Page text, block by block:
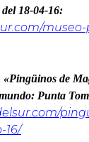
18-04-16:
«Pingüinos de
Punta
16/